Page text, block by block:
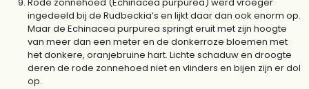
ingedeeld bij de Rudbeckia’s en lijkt daar dan ook enorm op.
Maar de Echinacea purpurea springt eruit met zijn hoogte
van meer dan een meter en de donkerroze bloemen met
het donkere, oranjebruine hart. Lichte schaduw en droogte
deren de rode zonnehoed niet en vlinders en bijen zijn er dol
op.